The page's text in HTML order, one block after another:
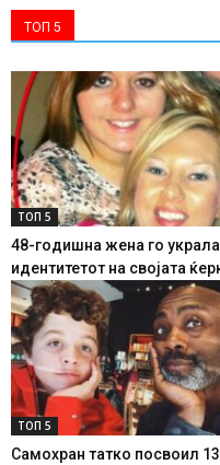
ТОП 5
ТОП 5
48-годишна жена го украла
идентитетот на својата
ТОП 5
Самохран татко посвоил